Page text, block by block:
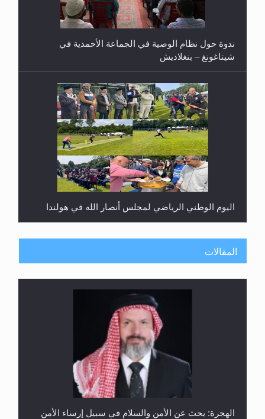
ندوة حول نظام الوصية في الجماعة الأحمدية في
شيتاغونغ – بنغلاديش
اليوم الوطني الرياضي لمجلس أنصار الله في هولندا
إتمام حفظ القرآن الكريم لثلاثة طلاب من مدرسة الحفظ
المقالات
الهجرة: بحث عن الأمن والسلام في سبيل إرساء الأمن